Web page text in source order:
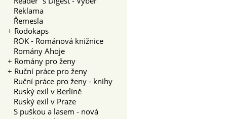
Reklama
Řemesla
+ Rodokaps
ROK - Románová knižnice
Romány Ahoje
+ Romány pro ženy
+ Ruční práce pro ženy
Ruční práce pro ženy - knihy
Ruský exil v Berlíně
Ruský exil v Praze
S puškou a lasem - nová